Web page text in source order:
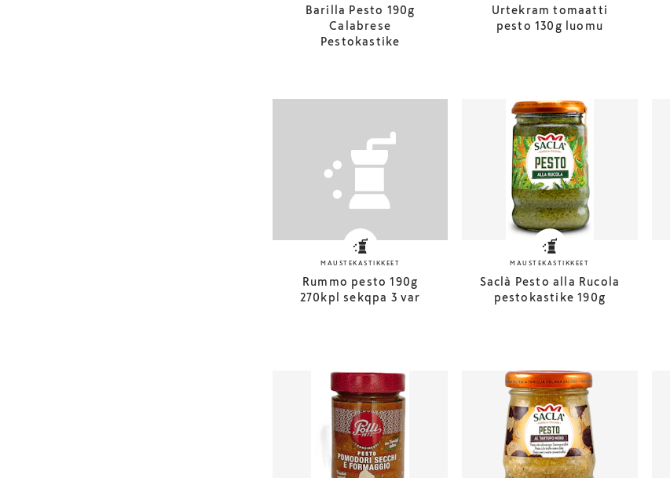
Barilla Pesto 190g
Calabrese
Pestokastike
Urtekram tomaatti
pesto 130g luomu
MAUSTEKASTIKKEET
Rummo pesto 190g
270kpl sekqpa 3 var
MAUSTEKASTIKKEET
Saclà Pesto alla Rucola
pestokastike 190g